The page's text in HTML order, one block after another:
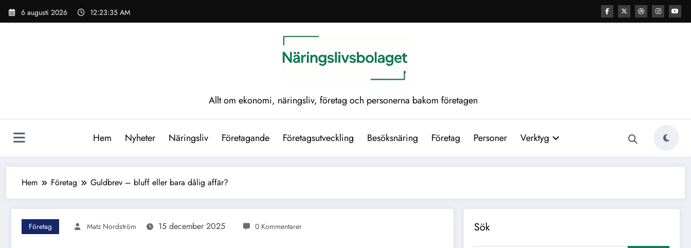
Hoppa
6 augusti 2026 12:23:36 AM
Allt om ekonomi, näringsliv, företag och personerna bakom företagen
Hem Nyheter Näringsliv Företagande Företagsutveckling Besöksnäring Företag Personer Verktyg
Hem Företag Guldbrev – bluff eller bara dålig affär?
Företag Matz Nordström 15 december 2025 0 Kommentarer Sök